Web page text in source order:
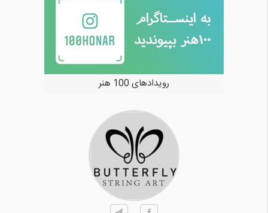
رویدادهای 100 هنر